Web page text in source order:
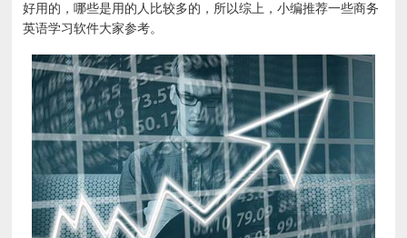
好用的，哪些是用的人比较多的，所以综上，小编推荐一些商务
英语学习软件大家参考。